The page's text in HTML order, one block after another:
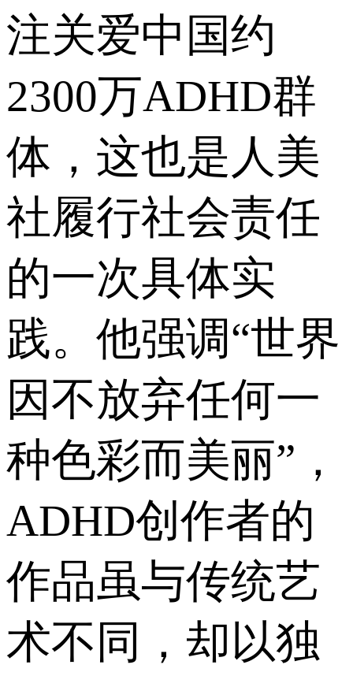
注关爱中国约
2300万ADHD群
体，这也是人美
社履行社会责任
的一次具体实
践。他强调“世界
因不放弃任何一
种色彩而美丽”，
ADHD创作者的
作品虽与传统艺
术不同，却以独